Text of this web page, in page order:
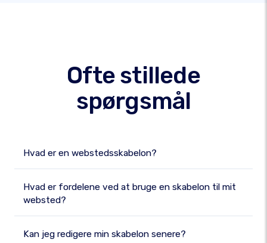
Ofte stillede
spørgsmål
Hvad er en webstedsskabelon?
Hvad er fordelene ved at bruge en skabelon til mit
websted?
Kan jeg redigere min skabelon senere?